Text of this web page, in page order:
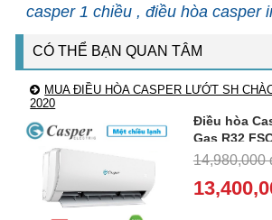
casper 1 chiều , điều hòa casper
CÓ THỂ BẠN QUAN TÂM
MUA ĐIỀU HÒA CASPER LƯỚT SH
2020
Điều hòa
Gas R32
18TL55
14,980,000